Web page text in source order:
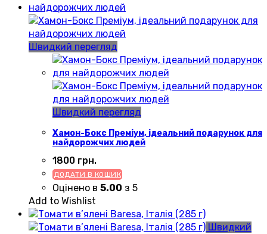
Швидкий перегляд
Швидкий перегляд
Хамон-Бокс Преміум, ідеальний подарунок для
найдорожчих людей
1800 грн.
ДОДАТИ В КОШИК
Оцінено в 5.00 з 5
Add to Wishlist
Швидкий